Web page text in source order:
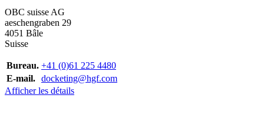
OBC suisse AG
aeschengraben 29
4051 Bâle
Suisse
Bureau. +41 (0)61 225 4480
E-mail. docketing@hgf.com
Afficher les détails